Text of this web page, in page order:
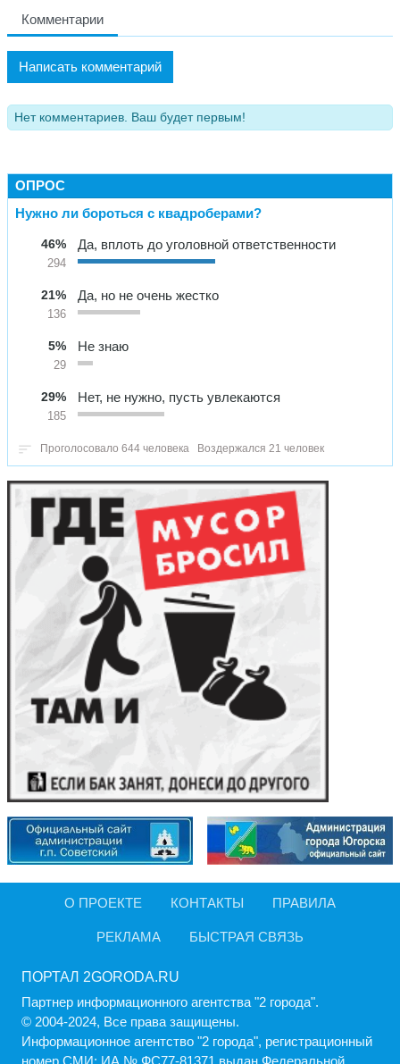
Комментарии
Написать комментарий
Нет комментариев. Ваш будет первым!
ОПРОС
Нужно ли бороться с квадроберами?
46%
294
Да, вплоть до уголовной ответственности
21%
136
Да, но не очень жестко
5%
29
Не знаю
29%
185
Нет, не нужно, пусть увлекаются
Проголосовало 644 человека Воздержался 21 человек
О ПРОЕКТЕ КОНТАКТЫ ПРАВИЛА
РЕКЛАМА БЫСТРАЯ СВЯЗЬ
ПОРТАЛ 2GORODA.RU
Партнер информационного агентства "2 города".
© 2004-2024, Все права защищены.
Информационное агентство "2 города", регистрационный
номер СМИ: ИА № ФС77-81371 выдан Федеральной